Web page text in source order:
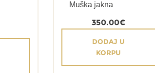
Muška jakna
350.00€
DODAJ U
KORPU